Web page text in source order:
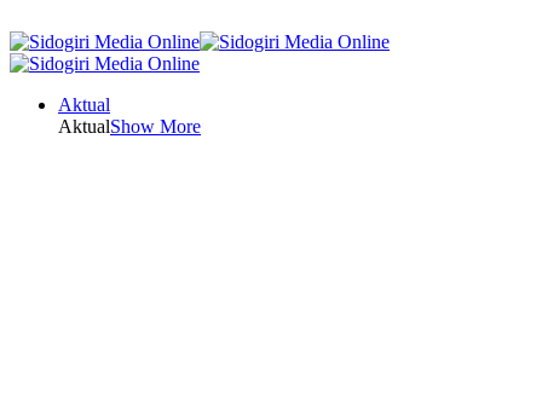
Aktual
AktualShow More